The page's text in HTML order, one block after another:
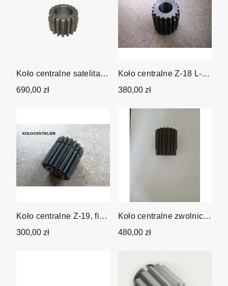
Koło centralne satelita
Z-18
690,00 zł
Koło centralne Z-18 L-
52mm fi -22 mm...
380,00 zł
Koło centralne Z-19, fi
20,L-44,5mm, moduł...
300,00 zł
Koło centralne zwolnicy
Z-18
480,00 zł